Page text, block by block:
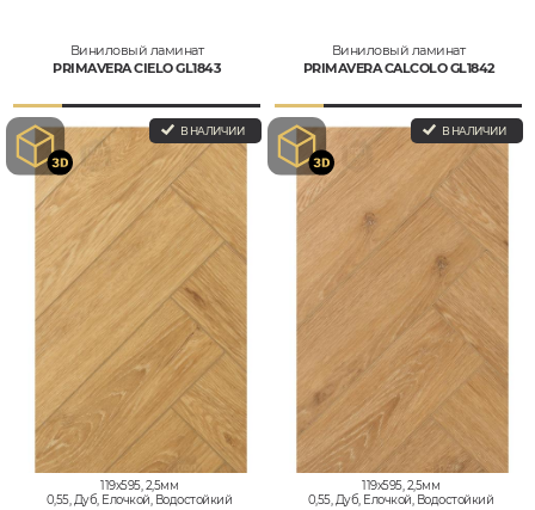
Виниловый ламинат
PRIMAVERA СIELO GL1843
В НАЛИЧИИ
119x595, 2,5мм
0,55, Дуб, Елочкой, Водостойкий
Виниловый ламинат
PRIMAVERA СALCOLO GL1842
В НАЛИЧИИ
119x595, 2,5мм
0,55, Дуб, Елочкой, Водостойкий